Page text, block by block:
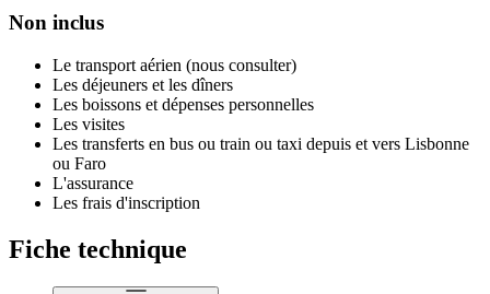
Non inclus
Le transport aérien (nous consulter)
Les déjeuners et les dîners
Les boissons et dépenses personnelles
Les visites
Les transferts en bus ou train ou taxi depuis et vers Lisbonne
ou Faro
L'assurance
Les frais d'inscription
Fiche technique